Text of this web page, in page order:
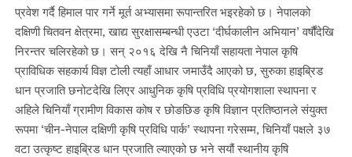
प्रवेश गर्दै हिमाल पार गर्ने मूर्त अभ्यासमा रूपान्तरित भइरहेको छ। नेपालको
दक्षिणी चितवन क्षेत्रमा, खाद्य सुरक्षासम्बन्धी एउटा ‘दीर्घकालीन अभियान’ वर्षौंदेखि
निरन्तर चलिरहेको छ। सन् २०१६ देखि नै चिनियाँ सहायता नेपाल कृषि
प्राविधिक सहकार्य विज्ञ टोली त्यहाँ आधार जमाउँदै आएको छ, सुरुका हाइब्रिड
धान प्रजाति छनोटदेखि लिएर आधुनिक कृषि प्रविधि प्रयोगशाला स्थापना र
अहिले चिनियाँ ग्रामीण विकास कोष र छोङछिङ कृषि विज्ञान प्रतिष्ठानले संयुक्त
रूपमा ‘चीन-नेपाल दक्षिणी कृषि प्रविधि पार्क’ स्थापना गरेसम्म, चिनियाँ पक्षले ३७
वटा उत्कृष्ट हाइब्रिड धान प्रजाति ल्याएको छ भने सयौं स्थानीय कृषि